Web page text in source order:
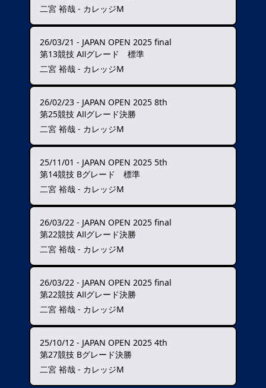
二宮 裕哉 - カレッジM
26/03/21 - JAPAN OPEN 2025 final
第13競技 AⅡグレード 標準
二宮 裕哉 - カレッジM
26/02/23 - JAPAN OPEN 2025 8th
第25競技 AⅡグレード決勝
二宮 裕哉 - カレッジM
25/11/01 - JAPAN OPEN 2025 5th
第14競技 Bグレード 標準
二宮 裕哉 - カレッジM
26/03/22 - JAPAN OPEN 2025 final
第22競技 AⅡグレード決勝
二宮 裕哉 - カレッジM
26/03/22 - JAPAN OPEN 2025 final
第22競技 AⅡグレード決勝
二宮 裕哉 - カレッジM
25/10/12 - JAPAN OPEN 2025 4th
第27競技 Bグレード決勝
二宮 裕哉 - カレッジM